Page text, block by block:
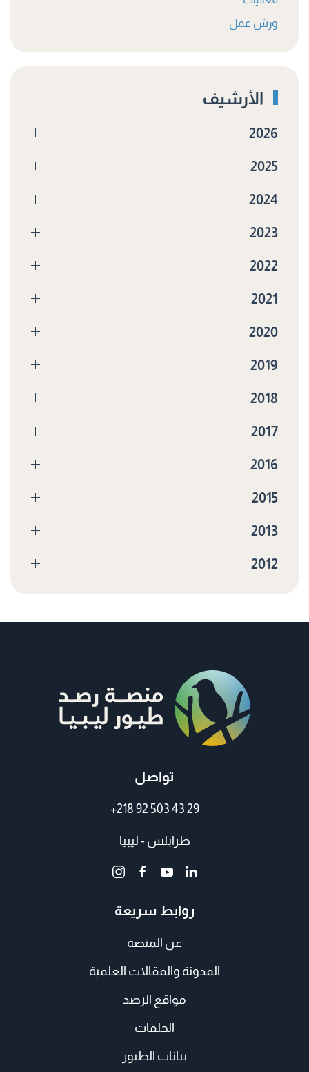
ورش عمل
الأرشيف
2026
2025
2024
2023
2022
2021
2020
2019
2018
2017
2016
2015
2013
2012
تواصل
+218 92 503 43 29
طرابلس - ليبيا
روابط سريعة
عن المنصة
المدونة والمقالات العلمية
مواقع الرصد
الحلقات
بيانات الطيور